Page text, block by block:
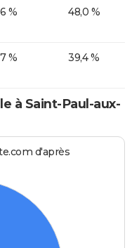
% 48,0 %
% 39,4 %
à Saint-Paul-aux-
d'après